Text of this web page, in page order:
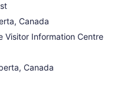
Canada
Visitor Information Centre
Canada